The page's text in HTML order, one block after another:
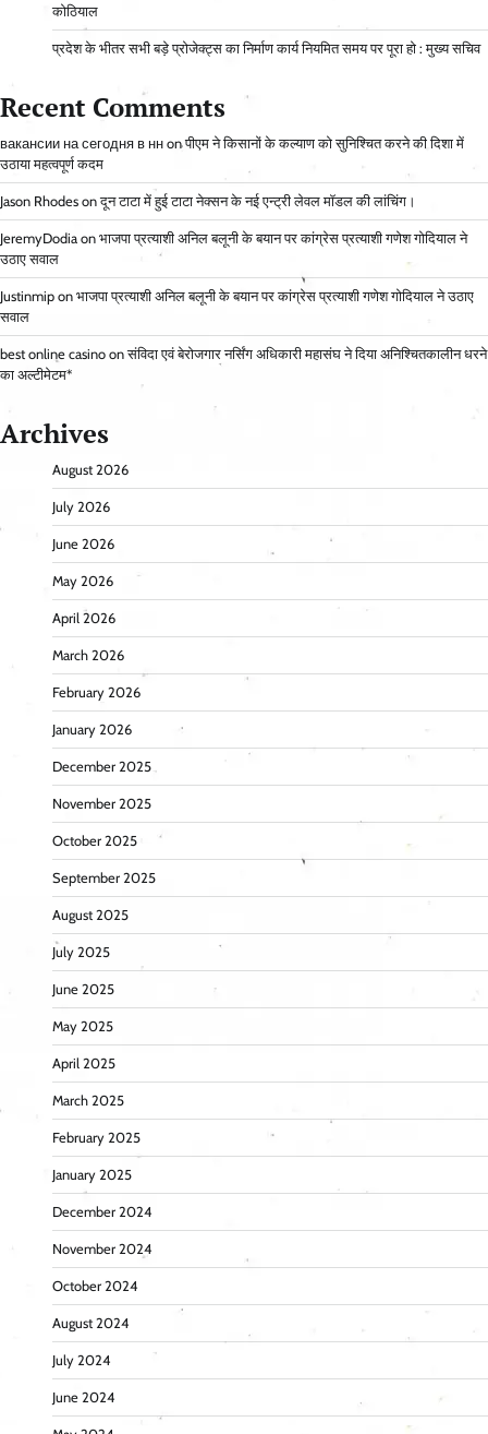
कोठियाल
प्रदेश के भीतर सभी बड़े प्रोजेक्ट्स का निर्माण कार्य नियमित समय पर पूरा हो : मुख्य सचिव
Recent Comments
вакансии на сегодня в нн onपीएम ने किसानों के कल्याण को सुनिश्चित करने की दिशा में
उठाया महत्वपूर्ण कदम
Jason Rhodes onदून टाटा में हुई टाटा नेक्सन के नई एन्ट्री लेवल मॉडल की लांचिंग।
JeremyDodia on भाजपा प्रत्याशी अनिल बलूनी के बयान पर कांग्रेस प्रत्याशी गणेश गोदियाल ने
उठाए सवाल
Justinmip on भाजपा प्रत्याशी अनिल बलूनी के बयान पर कांग्रेस प्रत्याशी गणेश गोदियाल ने उठाए
सवाल
best online casino onसंविदा एवं बेरोजगार नर्सिंग अधिकारी महासंघ ने दिया अनिश्चितकालीन धरने
का अल्टीमेटम*
Archives
August 2026
July 2026
June 2026
May 2026
April 2026
March 2026
February 2026
January 2026
December 2025
November 2025
October 2025
September 2025
August 2025
July 2025
June 2025
May 2025
April 2025
March 2025
February 2025
January 2025
December 2024
November 2024
October 2024
August 2024
July 2024
June 2024